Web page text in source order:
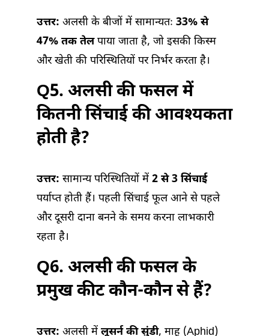
उत्तर: अलसी के बीजों में सामान्यतः 33% से
47% तक तेलपाया जाता है, जो इसकी किस्म
और खेती की परिस्थितियों पर निर्भर करता है।
Q5. अलसी की फसल में
कितनी सिंचाई की आवश्यकता
होती है?
उत्तर: सामान्य परिस्थितियों में 2 से 3 सिंचाई
पर्याप्त होती हैं। पहली सिंचाई फूल आने से पहले
और दूसरी दाना बनने के समय करना लाभकारी
रहता है।
Q6. अलसी की फसल के
प्रमुख कीट कौन-कौन से हैं?
उत्तर: अलसी में लूसर्न की सुंडी, माहू (Aphid)